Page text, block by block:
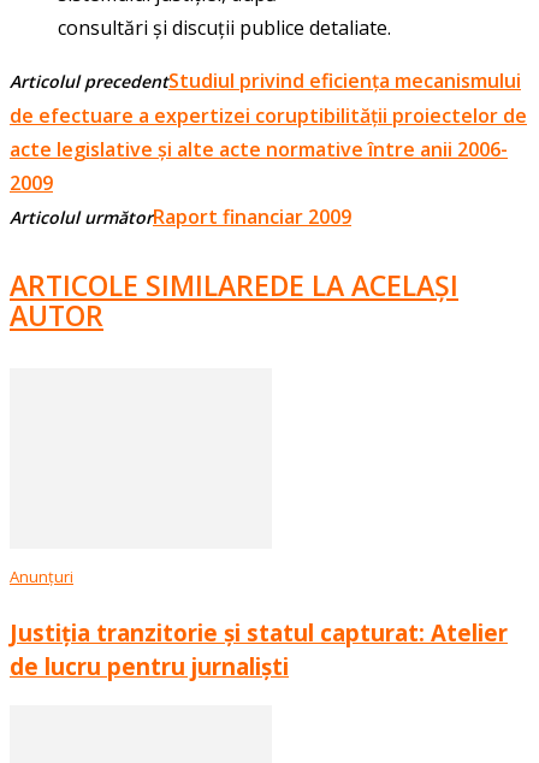
consultări și discuții publice detaliate.
Articolul precedentStudiul privind eficiența mecanismului
de efectuare a expertizei coruptibilității proiectelor de
acte legislative și alte acte normative între anii 2006-
2009
Articolul următorRaport financiar 2009
ARTICOLE SIMILAREDE LA ACELAȘI
AUTOR
Anunțuri
Justiția tranzitorie și statul capturat: Atelier
de lucru pentru jurnaliști